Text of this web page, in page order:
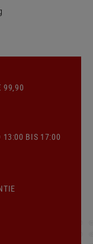
99,90
13:00 BIS 17:00